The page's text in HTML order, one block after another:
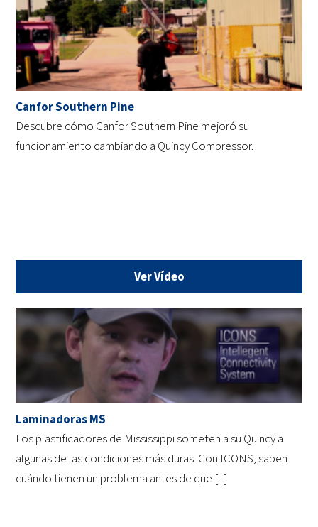
Canfor Southern Pine
Descubre cómo Canfor Southern Pine mejoró su
funcionamiento cambiando a Quincy Compressor.
Ver Vídeo
Laminadoras MS
Los plastificadores de Mississippi someten a su Quincy a
algunas de las condiciones más duras. Con ICONS, saben
cuándo tienen un problema antes de que [...]